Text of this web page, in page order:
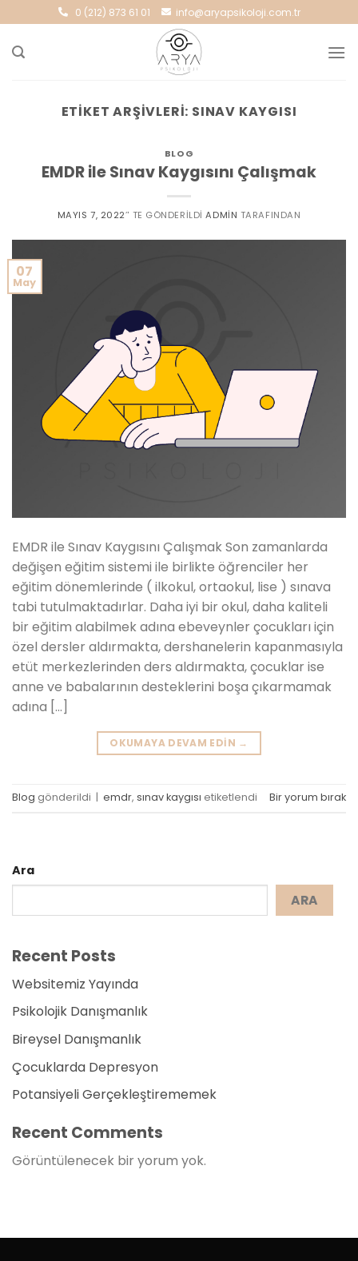
to
content
0 (212) 873 61 01 info@aryapsikoloji.com.tr
ETIKET ARŞIVLERI: SINAV KAYGISI
BLOG
EMDR ile Sınav Kaygısını Çalışmak
MAYIS 7, 2022’' TE GÖNDERILDI ADMIN TARAFINDAN
07
May
EMDR ile Sınav Kaygısını Çalışmak Son zamanlarda
değişen eğitim sistemi ile birlikte öğrenciler her
eğitim dönemlerinde ( ilkokul, ortaokul, lise ) sınava
tabi tutulmaktadırlar. Daha iyi bir okul, daha kaliteli
bir eğitim alabilmek adına ebeveynler çocukları için
özel dersler aldırmakta, dershanelerin kapanmasıyla
etüt merkezlerinden ders aldırmakta, çocuklar ise
anne ve babalarının desteklerini boşa çıkarmamak
adına […]
OKUMAYA DEVAM EDIN →
Blog gönderildi | emdr, sınav kaygısı etiketlendi Bir yorum bırak
Ara
ARA
Recent Posts
Websitemiz Yayında
Psikolojik Danışmanlık
Bireysel Danışmanlık
Çocuklarda Depresyon
Potansiyeli Gerçekleştirememek
Recent Comments
Görüntülenecek bir yorum yok.